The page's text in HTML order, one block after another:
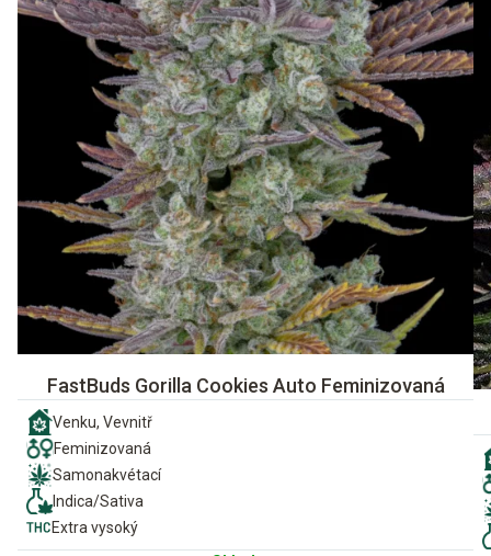
FastBuds Gorilla Cookies Auto Feminizovaná
Venku, Vevnitř
Feminizovaná
Samonakvétací
Indica/Sativa
Extra vysoký